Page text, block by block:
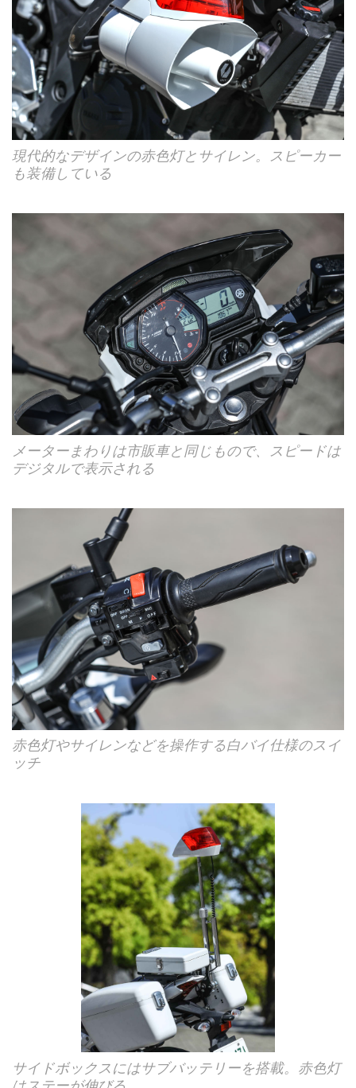
現代的なデザインの赤色灯とサイレン。スピーカー
も装備している
メーターまわりは市販車と同じもので、スピードは
デジタルで表示される
赤色灯やサイレンなどを操作する白バイ仕様のスイ
ッチ
サイドボックスにはサブバッテリーを搭載。赤色灯